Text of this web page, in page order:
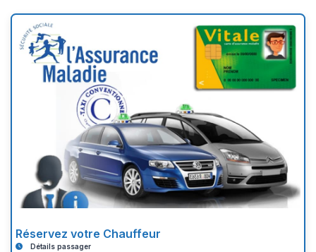
Réservez votre Chauffeur
Détails passager